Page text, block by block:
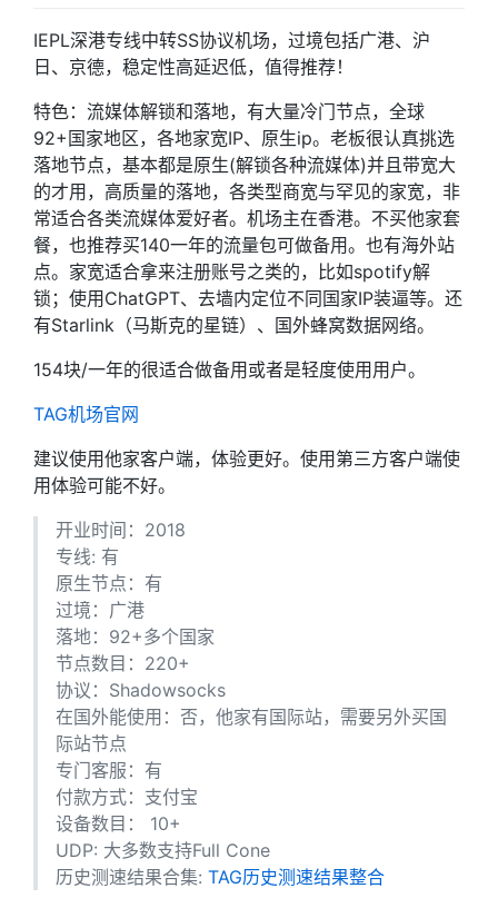
IEPL深港专线中转SS协议机场，过境包括广港、沪
日、京德，稳定性高延迟低，值得推荐！
特色：流媒体解锁和落地，有大量冷门节点，全球
92+国家地区，各地家宽IP、原生ip。老板很认真挑选
落地节点，基本都是原生(解锁各种流媒体)并且带宽大
的才用，高质量的落地，各类型商宽与罕见的家宽，非
常适合各类流媒体爱好者。机场主在香港。不买他家套
餐，也推荐买140一年的流量包可做备用。也有海外站
点。家宽适合拿来注册账号之类的，比如spotify解
锁；使用ChatGPT、去墙内定位不同国家IP装逼等。还
有Starlink（马斯克的星链）、国外蜂窝数据网络。
154块/一年的很适合做备用或者是轻度使用用户。
TAG机场官网
建议使用他家客户端，体验更好。使用第三方客户端使
用体验可能不好。
开业时间：2018
专线: 有
原生节点：有
过境：广港
落地：92+多个国家
节点数目：220+
协议：Shadowsocks
在国外能使用：否，他家有国际站，需要另外买国
际站节点
专门客服：有
付款方式：支付宝
设备数目： 10+
UDP: 大多数支持Full Cone
历史测速结果合集: TAG历史测速结果整合